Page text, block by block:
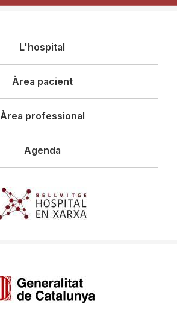
L'hospital
Àrea pacient
Àrea professional
Agenda